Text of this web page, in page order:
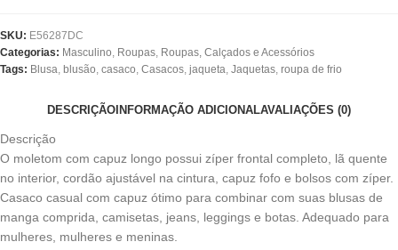
SKU: E56287DC
Categorias: Masculino, Roupas, Roupas, Calçados e Acessórios
Tags: Blusa, blusão, casaco, Casacos, jaqueta, Jaquetas, roupa de frio
DESCRIÇÃO INFORMAÇÃO ADICIONALAVALIAÇÕES (0)
Descrição
O moletom com capuz longo possui zíper frontal completo, lã quente
no interior, cordão ajustável na cintura, capuz fofo e bolsos com zíper.
Casaco casual com capuz ótimo para combinar com suas blusas de
manga comprida, camisetas, jeans, leggings e botas. Adequado para
mulheres, mulheres e meninas.